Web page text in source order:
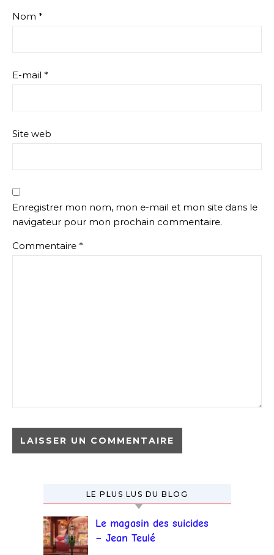
Nom *
E-mail *
Site web
Enregistrer mon nom, mon e-mail et mon site dans le
navigateur pour mon prochain commentaire.
Commentaire *
LE PLUS LUS DU BLOG
Le magasin des suicides
– Jean Teulé